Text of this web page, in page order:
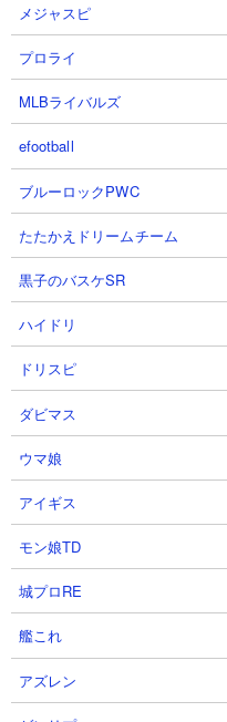
５．王子様の出てく
ムを使った5種ニャン
【出撃メンバー】
「ニャンピューターラボ」さ
ボンとニャンピューターを使
狂乱モヒカン、ゴム2種、カ
みで挑んでいます。ニャンピ
とカメラマンがしっかりとコ
ら最後まで危なげなく戦い抜
メジャスピ
プロライ
MLBライバルズ
efootball
ブルーロックPWC
たたかえドリームチーム
黒子のバスケSR
ハイドリ
ドリスピ
ダビマス
ウマ娘
アイギス
モン娘TD
城プロRE
艦これ
アズレン